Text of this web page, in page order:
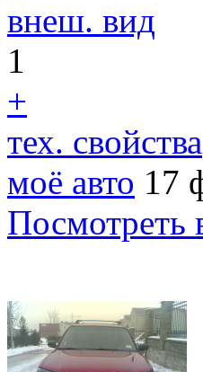
внеш. вид
1
+
тех. свойства
моё авто 17
Посмотреть